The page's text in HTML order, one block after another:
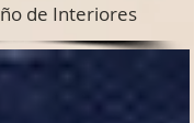
de Interiores